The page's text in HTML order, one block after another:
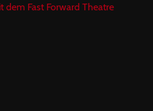
Fast Forward Theatre